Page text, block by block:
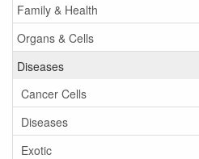
Family & Health
Organs & Cells
Diseases
Cancer Cells
Diseases
Exotic